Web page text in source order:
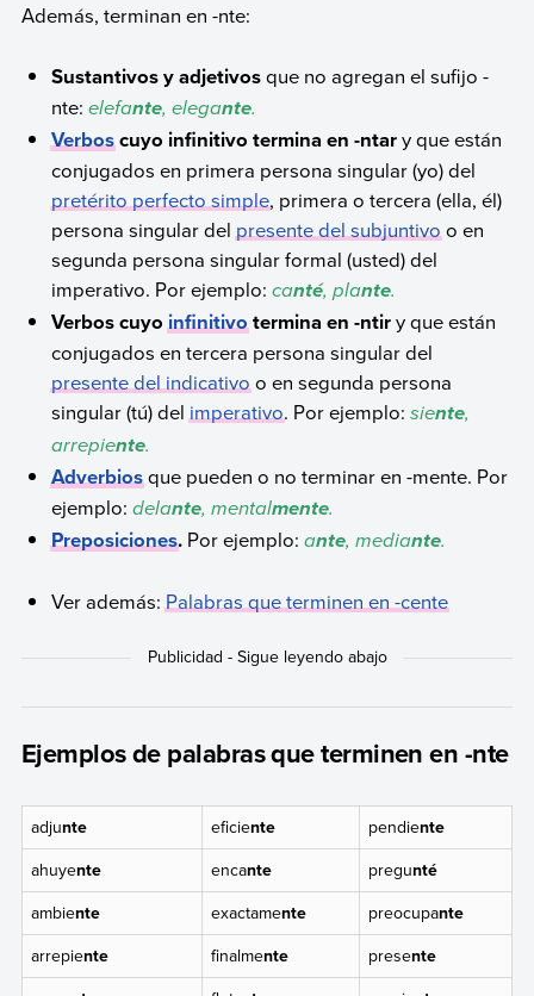
Además, terminan en -nte:
Sustantivos y adjetivosque no agregan el sufijo -
nte:elefante, elegante.
Verboscuyo infinitivo termina en -ntary que están
conjugados en primera persona singular (yo) del
pretérito perfecto simple, primera o tercera (ella, él)
persona singular delpresente del subjuntivoo en
segunda persona singular formal (usted) del
imperativo. Por ejemplo: canté, plante.
Verbos cuyoinfinitivotermina en -ntiry que están
conjugados en tercera persona singular del
presente del indicativoo en segunda persona
singular (tú) delimperativo. Por ejemplo:siente,
arrepiente.
Adverbiosque pueden o no terminar en -mente. Por
ejemplo: delante, mentalmente.
Preposiciones. Por ejemplo:ante, mediante.
Ver además:Palabras que terminen en -cente
Ejemplos de palabras que terminen en -nte
adjunte eficiente pendiente
ahuyente encante pregunté
ambiente exactamente preocupante
arrepiente finalmente presente